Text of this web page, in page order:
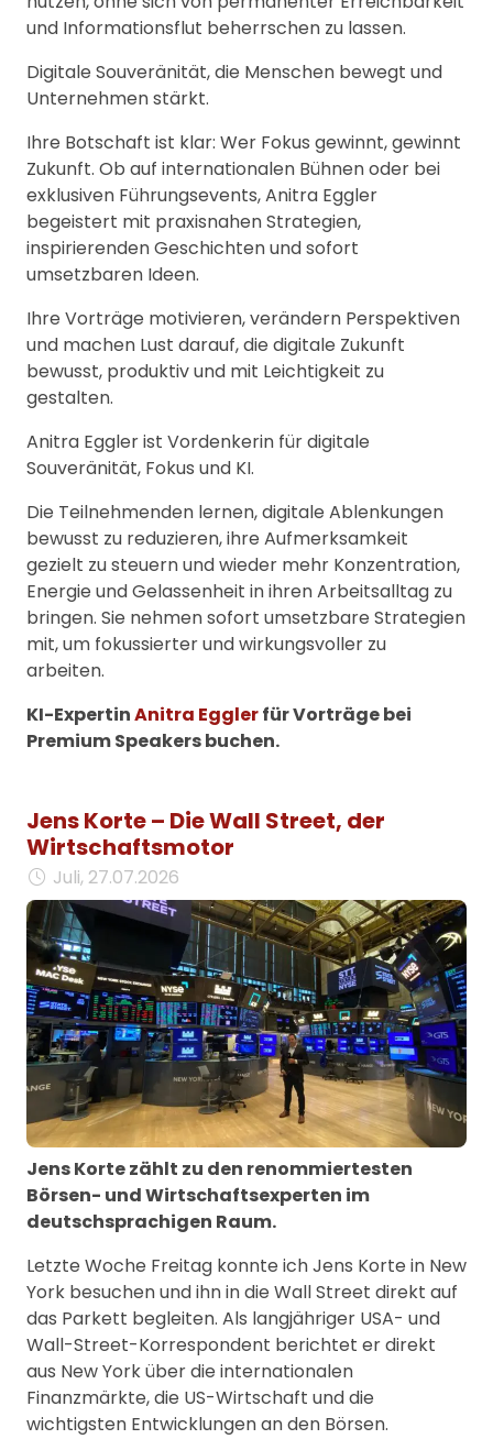
und Informationsflut beherrschen zu lassen.
Digitale Souveränität, die Menschen bewegt und
Unternehmen stärkt.
Ihre Botschaft ist klar: Wer Fokus gewinnt, gewinnt
Zukunft. Ob auf internationalen Bühnen oder bei
exklusiven Führungsevents, Anitra Eggler
begeistert mit praxisnahen Strategien,
inspirierenden Geschichten und sofort
umsetzbaren Ideen.
Ihre Vorträge motivieren, verändern Perspektiven
und machen Lust darauf, die digitale Zukunft
bewusst, produktiv und mit Leichtigkeit zu
gestalten.
Anitra Eggler ist Vordenkerin für digitale
Souveränität, Fokus und KI.
Die Teilnehmenden lernen, digitale Ablenkungen
bewusst zu reduzieren, ihre Aufmerksamkeit
gezielt zu steuern und wieder mehr Konzentration,
Energie und Gelassenheit in ihren Arbeitsalltag zu
bringen. Sie nehmen sofort umsetzbare Strategien
mit, um fokussierter und wirkungsvoller zu
arbeiten.
KI-ExpertinAnitra Egglerfür Vorträge bei
Premium Speakers buchen.
Jens Korte – Die Wall Street, der
Wirtschaftsmotor
Juli, 27.07.2026
Jens Korte zählt zu den renommiertesten
Börsen- und Wirtschaftsexperten im
deutschsprachigen Raum.
Letzte Woche Freitag konnte ich Jens Korte in New
York besuchen und ihn in die Wall Street direkt auf
das Parkett begleiten. Als langjähriger USA- und
Wall-Street-Korrespondent berichtet er direkt
aus New York über die internationalen
Finanzmärkte, die US-Wirtschaft und die
wichtigsten Entwicklungen an den Börsen.